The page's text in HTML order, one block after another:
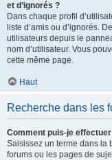
et d’ignorés ?
Dans chaque profil
liste d’amis ou d’ignorés.
utilisateurs depuis le
nom d’utilisateur. Vous
cette même page.
Haut
Recherche dans les
Comment puis-je
Saisissez un terme dans la
forums ou les pages de